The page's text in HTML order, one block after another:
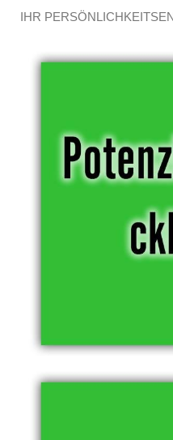
IHR